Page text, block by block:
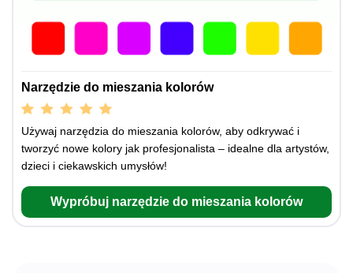
Narzędzie do mieszania kolorów
Używaj narzędzia do mieszania kolorów, aby odkrywać i
tworzyć nowe kolory jak profesjonalista – idealne dla artystów,
dzieci i ciekawskich umysłów!
Wypróbuj narzędzie do mieszania kolorów